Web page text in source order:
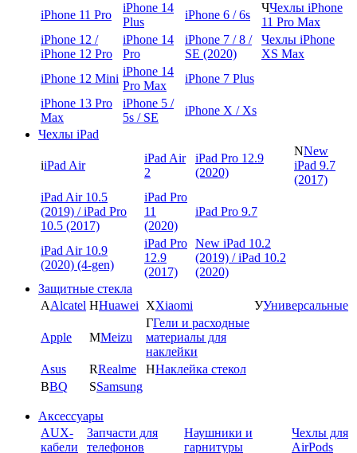
iPhone 11 Pro
iPhone 14
Plus
iPhone 6 / 6s
ЧЧехлы iPhone
11 Pro Max
iPhone 12 /
iPhone 12 Pro
iPhone 14
Pro
iPhone 7 / 8 /
SE (2020)
Чехлы iPhone
XS Max
iPhone 12 Mini
iPhone 14
Pro Max
iPhone 7 Plus
iPhone 13 Pro
Max
iPhone 5 /
5s / SE
iPhone X / Xs
Чехлы iPad
iiPad Air
iPad Air
2
iPad Pro 12.9
(2020)
NNew
iPad 9.7
(2017)
iPad Air 10.5
(2019) / iPad Pro
10.5 (2017)
iPad Pro
11
(2020)
iPad Pro 9.7
iPad Air 10.9
(2020) (4-gen)
iPad Pro
12.9
(2017)
New iPad 10.2
(2019) / iPad 10.2
(2020)
Защитные стекла
AAlcatel HHuawei XXiaomi УУниверсальные
Apple MMeizu
ГГели и расходные
материалы для
наклейки
Asus
RRealme ННаклейка стекол
BBQ SSamsung
Аксессуары
AUX-
кабели
Запчасти для
телефонов
Наушники и
гарнитуры
Чехлы для
AirPods